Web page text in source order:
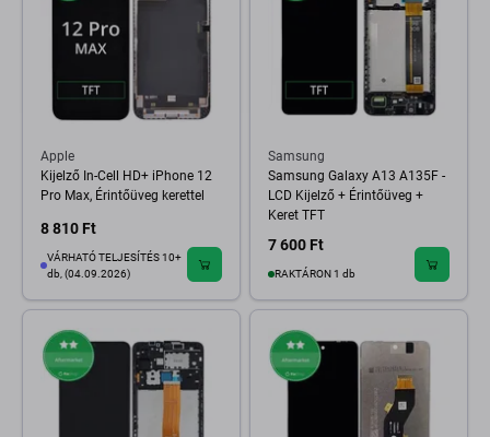
Apple
Kijelző In-Cell HD+ iPhone 12
Pro Max, Érintőüveg kerettel
8 810 Ft
VÁRHATÓ TELJESÍTÉS 10+
db, (04.09.2026)
Samsung
Samsung Galaxy A13 A135F -
LCD Kijelző + Érintőüveg +
Keret TFT
7 600 Ft
RAKTÁRON 1 db